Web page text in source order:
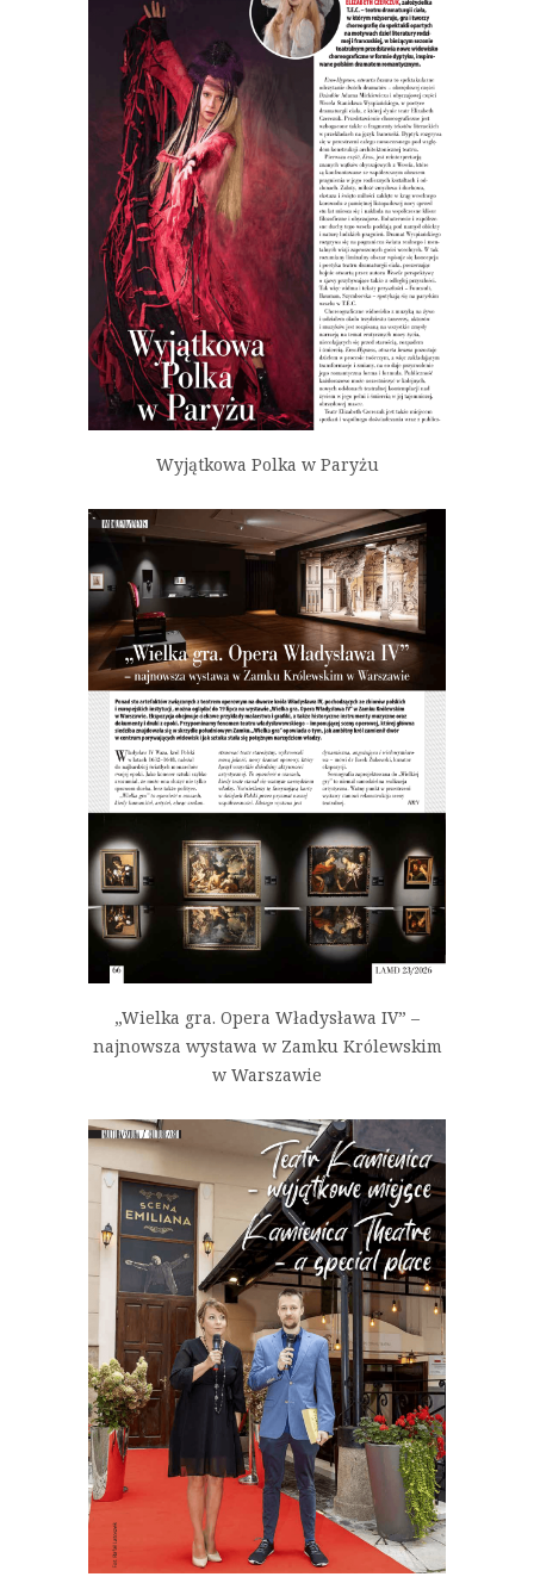
Wyjątkowa Polka w Paryżu
„Wielka gra. Opera Władysława IV” –
najnowsza wystawa w Zamku Królewskim
w Warszawie